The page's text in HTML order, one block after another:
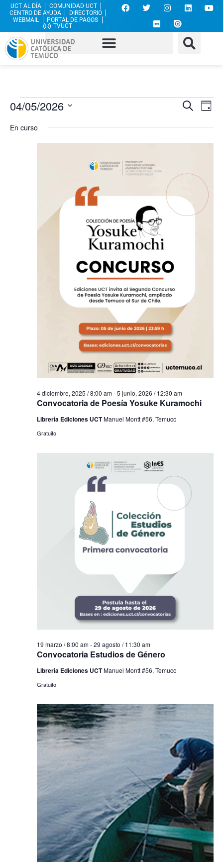
UCT AL DÍA
COMUNIDAD UCT
CENTRO DE AYUDA
DIRECTORIO
WEBMAIL
PORTAL DE PAGOS
TVUCT
de
de
BuscarDía
04/05/2026
la
fecha.
En curso
Convocatoria de Poesía Yosuke Kuramochi
4 diciembre, 2025 / 8:00 am-5 junio, 2026 / 12:30 am
Librería Ediciones UCTManuel Montt #56, Temuco
Gratuito
Convocatoria Estudios de Género
19 marzo / 8:00 am-29 agosto / 11:30 am
Librería Ediciones UCTManuel Montt #56, Temuco
Gratuito